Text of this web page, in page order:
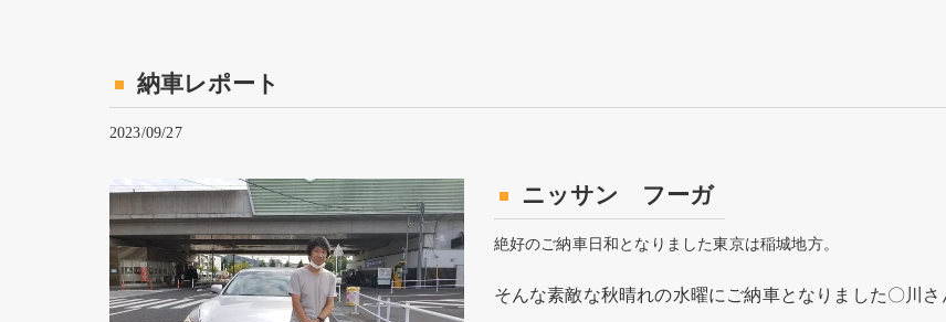
納車レポート
2023/09/27
ニッサン フーガ
絶好のご納車日和となりました東京は稲城地方。
そんな素敵な秋晴れの水曜にご納車となりました〇川さ